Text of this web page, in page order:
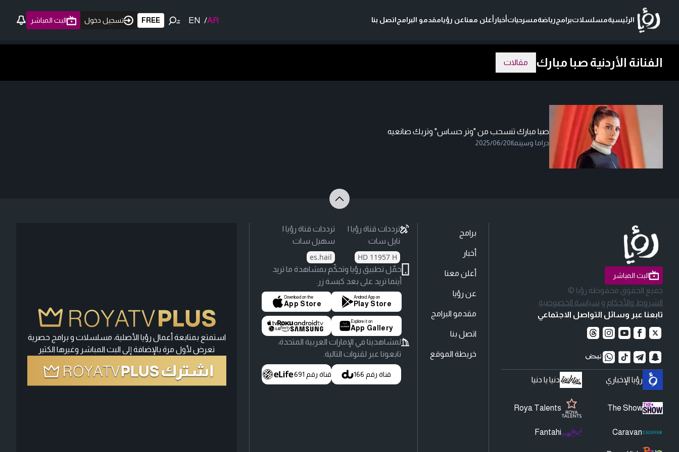
الرئيسيةمسلسلاتبرامجرياضةمسرحياتأخبارأعلن معناعن رؤيامقدمو البرامجاتصل بنا AR
/
EN
FREE تسجيل دخول البث المباشر
الفنانة الأردنية صبا مبارك مقالات
صبا مبارك تنسحب من "وتر حساس" وتربك صانعيه
دراما وسينما|
2025/06/20
البث المباشر
جميع الحقوق محفوظة رؤيا ©
الشروط والأحكام و سياسة الخصوصية
تابعنا عبر وسائل التواصل الاجتماعي
رؤيا الإخباري دنيا يا دنيا
The Show
Roya Talents
Caravan
Fantahi
برامج
أخبار
أعلن معنا
عن رؤيا
مقدمو البرامج
اتصل بنا
خريطة الموقع
ترددات قناة رؤيا |
نايل سات
HD 11957 H
ترددات قناة رؤيا |
سهيل سات
es.hail
حمّل تطبيق رؤيا وتحكّم بمشاهدة ما تريد
أينما تريد على بعد كبسة زر.
Android App on
Play Store
Download on the
App Store
Explore it on
App Gallery
لمشاهدينا في الإمارات العربية المتحدة،
تابعونا عبر لقنوات التالية.
قناة رقم 166 قناة رقم 691
استمتع بمتابعة أعمال رؤيا الأصلية، مسلسلات و برامج حصرية
تعرض لأول مرة بالإضافة إلى البث المباشر وغيرها الكثير